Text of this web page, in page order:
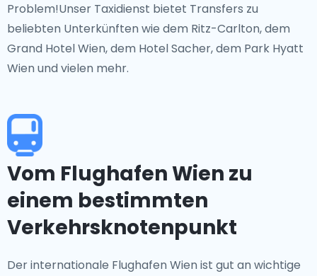
Problem!Unser Taxidienst bietet Transfers zu
beliebten Unterkünften wie dem Ritz-Carlton, dem
Grand Hotel Wien, dem Hotel Sacher, dem Park Hyatt
Wien und vielen mehr.
Vom Flughafen Wien zu
einem bestimmten
Verkehrsknotenpunkt
Der internationale Flughafen Wien ist gut an wichtige